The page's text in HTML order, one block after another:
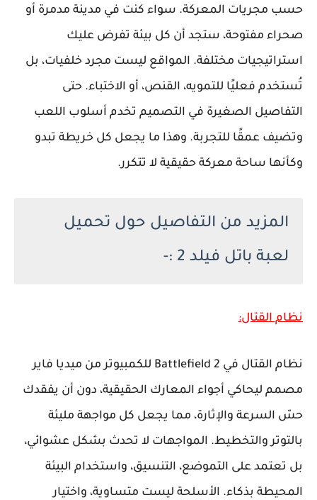
حسب مجريات المعركة. سواء كنت في مدينة مدمرة أو
صحراء مفتوحة، ستجد أن كل بيئة تفرض عليك
استراتيجيات مختلفة. المواقع ليست مجرد خلفيات، بل
تُستخدم فعليًا للتمويه، القنص، أو الاختباء. حتى
التفاصيل الصغيرة في التصميم تخدم أسلوب اللعب
وتضيف عمقًا للتجربة. وهذا ما يجعل كل خريطة تبدو
وكأنها ساحة معركة حقيقية لا تتكرر.
المزيد من التفاصيل حول تحميل
لعبة باتل فيلد 2 :-
نظام القتال:
نظام القتال في Battlefield 2 للكمبيوتر من ميديا فاير
مصمم ليحاكي أجواء المعارك الحقيقية، دون أن يفقدك
حسّ السرعة والإثارة، مما يجعل كل مواجهة مليئة
بالتوتر والتخطيط. المواجهات لا تحدث بشكل عشوائي،
بل تعتمد على التموضع، التنسيق، واستخدام البيئة
المحيطة بذكاء. الأسلحة ليست متساوية، واختيار